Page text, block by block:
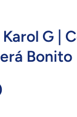
G |
Bonito